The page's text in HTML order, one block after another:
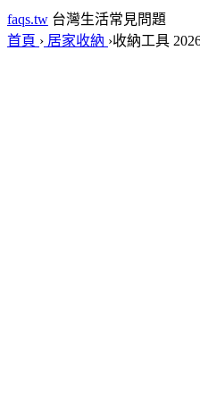
faqs.tw 台灣生活常見問題
首頁 › 居家收納 ›收納工具